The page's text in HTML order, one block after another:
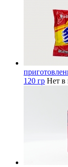
120 гр Нет в